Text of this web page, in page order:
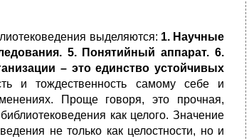
выделяются: 1. Научные
5. Понятийный аппарат. 6.
– это единство устойчивых
и тождественность самому себе и
Проще говоря, это прочная,
как целого. Значение
не только как целостности, но и